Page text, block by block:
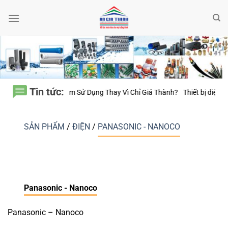
qua
Tin tức:
Năm Sử Dụng Thay Vì Chỉ Giá Thành? Thiết bị điện Nanoco – Vì
SẢN PHẨM / ĐIỆN / PANASONIC - NANOCO
Panasonic - Nanoco
Panasonic – Nanoco